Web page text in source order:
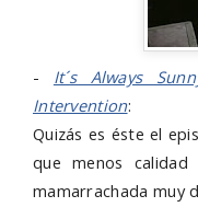
- It´s Always
Intervention:
Quizás es éste el
que menos
mamarrachada muy